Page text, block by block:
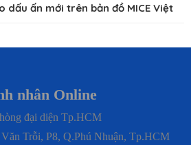
dấu ấn mới trên bản đồ MICE Việt
nhân Online
đại diện Tp.HCM
Trỗi, P8, Q.Phú Nhuận, Tp.HCM